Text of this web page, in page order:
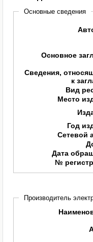
Основные сведения
Основное
Сведения,
к
Вид
Место
Год
Сетевой
Дата
№
Производитель